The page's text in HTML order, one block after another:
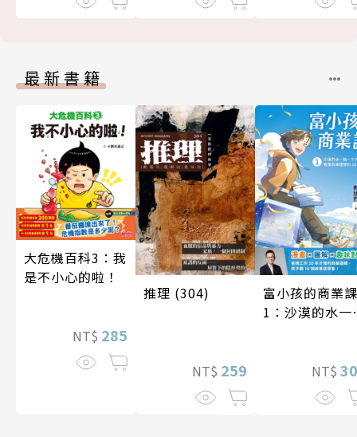
最新書籍
大危機百科3：我
是不小心的啦！
NT$ 285
推理 (304)
NT$ 259
富小孩的商業課
1：沙漠的水一
NT$